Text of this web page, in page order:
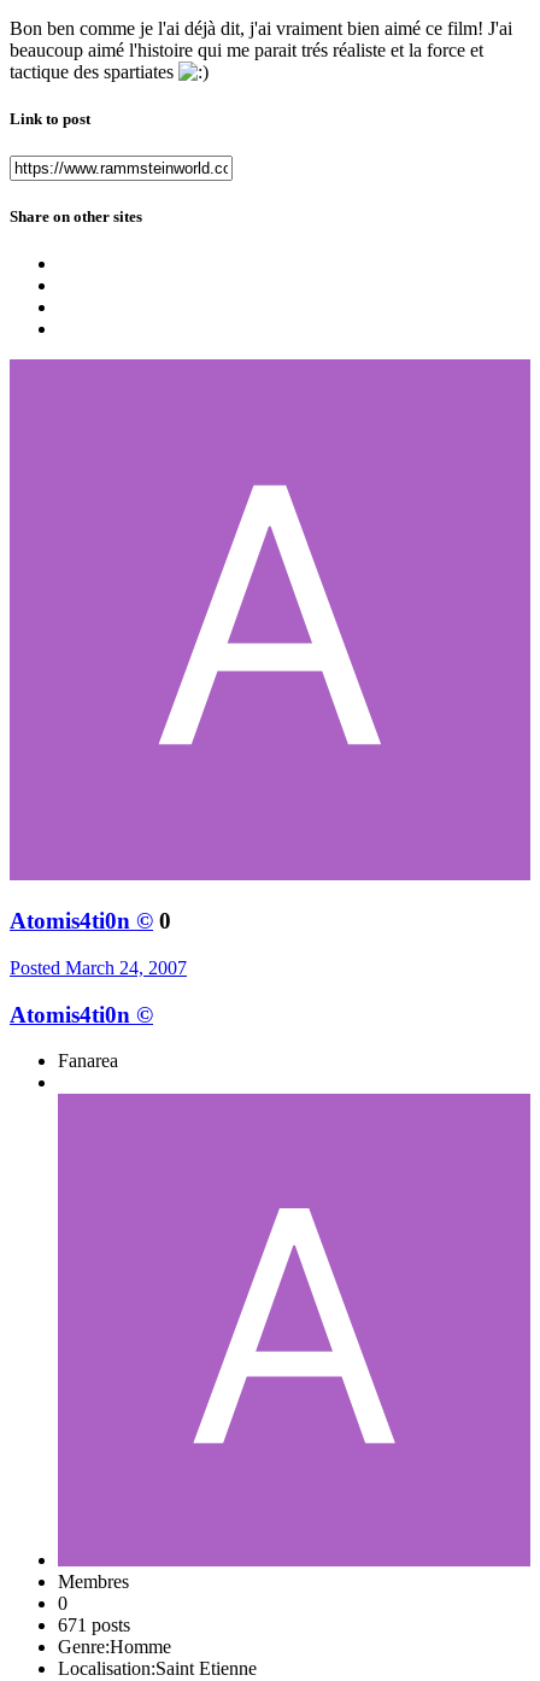
Bon ben comme je l'ai déjà dit, j'ai vraiment bien aimé ce film! J'ai
beaucoup aimé l'histoire qui me parait trés réaliste et la force et
tactique des spartiates
Link to post
Share on other sites
Atomis4ti0n © 0
Posted March 24, 2007
Atomis4ti0n ©
Fanarea
Membres
0
671 posts
Genre:Homme
Localisation:Saint Etienne